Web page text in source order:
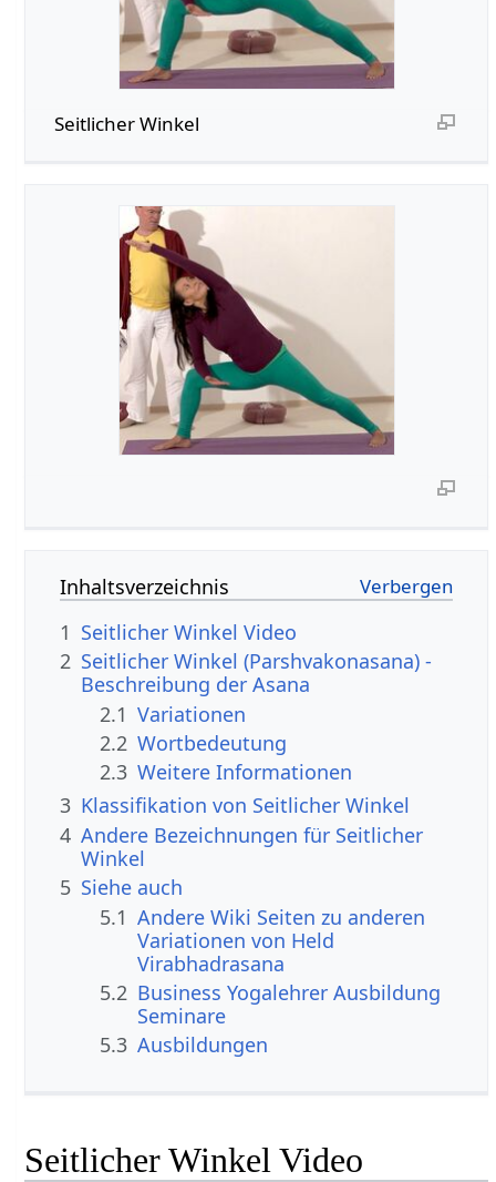
Seitlicher Winkel
Inhaltsverzeichnis
1 Seitlicher Winkel Video
2 Seitlicher Winkel (Parshvakonasana) -
Beschreibung der Asana
2.1 Variationen
2.2 Wortbedeutung
2.3 Weitere Informationen
3 Klassifikation von Seitlicher Winkel
4 Andere Bezeichnungen für Seitlicher
Winkel
5 Siehe auch
5.1 Andere Wiki Seiten zu anderen
Variationen von Held
Virabhadrasana
5.2 Business Yogalehrer Ausbildung
Seminare
5.3 Ausbildungen
Seitlicher Winkel Video